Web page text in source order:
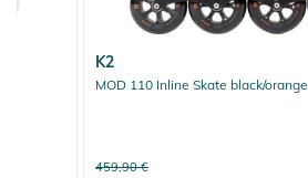
K2
MOD 110 Inline Skate black/orange
459,90 €